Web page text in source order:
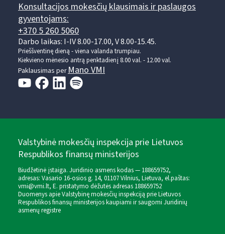
Konsultacijos mokesčių klausimais ir paslaugos
gyventojams:
+370 5 260 5060
Darbo laikas: I-IV 8.00-17.00, V 8.00-15.45.
Prieššventinę dieną - viena valanda trumpiau.
Kiekvieno mėnesio antrą penktadienį 8.00 val. - 12.00 val.
Paklausimas perMano VMI
Valstybinė mokesčių inspekcija prie Lietuvos
Respublikos finansų ministerijos
Biudžetinė įstaiga. Juridinio asmens kodas — 188659752,
adresas: Vasario 16-osios g. 14, 01107 Vilnius, Lietuva, el.paštas:
vmi@vmi.lt, E. pristatymo dėžutės adresas 188659752
Duomenys apie Valstybinę mokesčių inspekciją prie Lietuvos
Respublikos finansų ministerijos kaupiami ir saugomi Juridinių
asmenų registre